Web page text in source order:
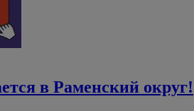
в Раменский округ!